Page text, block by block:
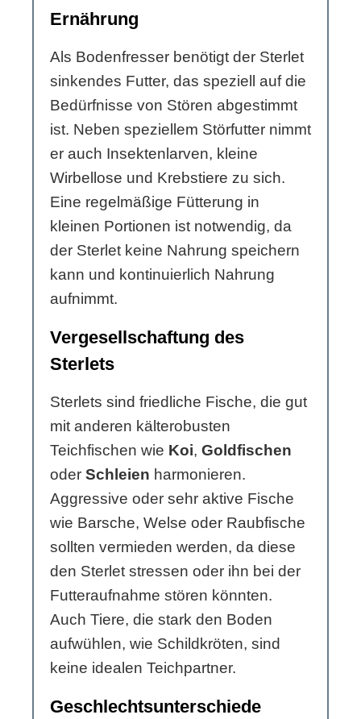
Ernährung
Als Bodenfresser benötigt der Sterlet
sinkendes Futter, das speziell auf die
Bedürfnisse von Stören abgestimmt
ist. Neben speziellem Störfutter nimmt
er auch Insektenlarven, kleine
Wirbellose und Krebstiere zu sich.
Eine regelmäßige Fütterung in
kleinen Portionen ist notwendig, da
der Sterlet keine Nahrung speichern
kann und kontinuierlich Nahrung
aufnimmt.
Vergesellschaftung des
Sterlets
Sterlets sind friedliche Fische, die gut
mit anderen kälterobusten
Teichfischen wie Koi, Goldfischen
oder Schleien harmonieren.
Aggressive oder sehr aktive Fische
wie Barsche, Welse oder Raubfische
sollten vermieden werden, da diese
den Sterlet stressen oder ihn bei der
Futteraufnahme stören könnten.
Auch Tiere, die stark den Boden
aufwühlen, wie Schildkröten, sind
keine idealen Teichpartner.
Geschlechtsunterschiede